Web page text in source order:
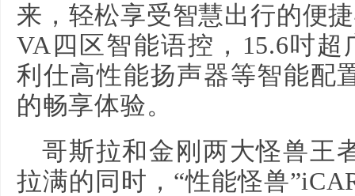
来，轻松享受智慧出行的便
VA四区智能语控，15.6吋
利仕高性能扬声器等智能配
的畅享体验。
哥斯拉和金刚两大怪兽王
拉满的同时，“性能怪兽